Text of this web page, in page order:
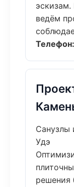
ведём
Телефон:
Санузлы
Удэ
решения